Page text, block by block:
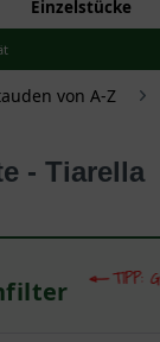
Einzelstücke
von A-Z
- Tiarella